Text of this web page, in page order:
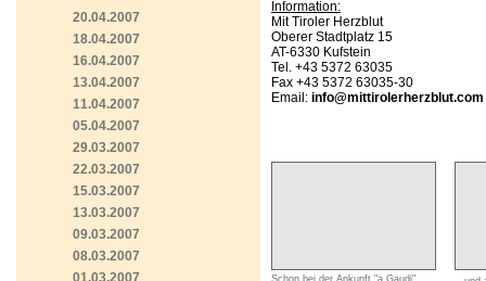
20.04.2007
18.04.2007
16.04.2007
13.04.2007
11.04.2007
05.04.2007
29.03.2007
22.03.2007
15.03.2007
13.03.2007
09.03.2007
08.03.2007
01.03.2007
Information:
Mit Tiroler Herzblut
Oberer Stadtplatz 15
AT-6330 Kufstein
Tel. +43 5372 63035
Fax +43 5372 63035-30
Email: info@mittirolerherzblut.com
Schon bei der Ankunft "a Gaudi"...